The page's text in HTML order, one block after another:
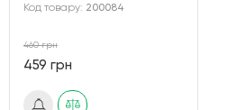
Код товару: 200084
460 грн
459 грн